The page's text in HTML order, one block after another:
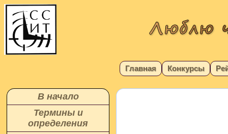
Главная Конкурсы
В начало
Термины и
определения